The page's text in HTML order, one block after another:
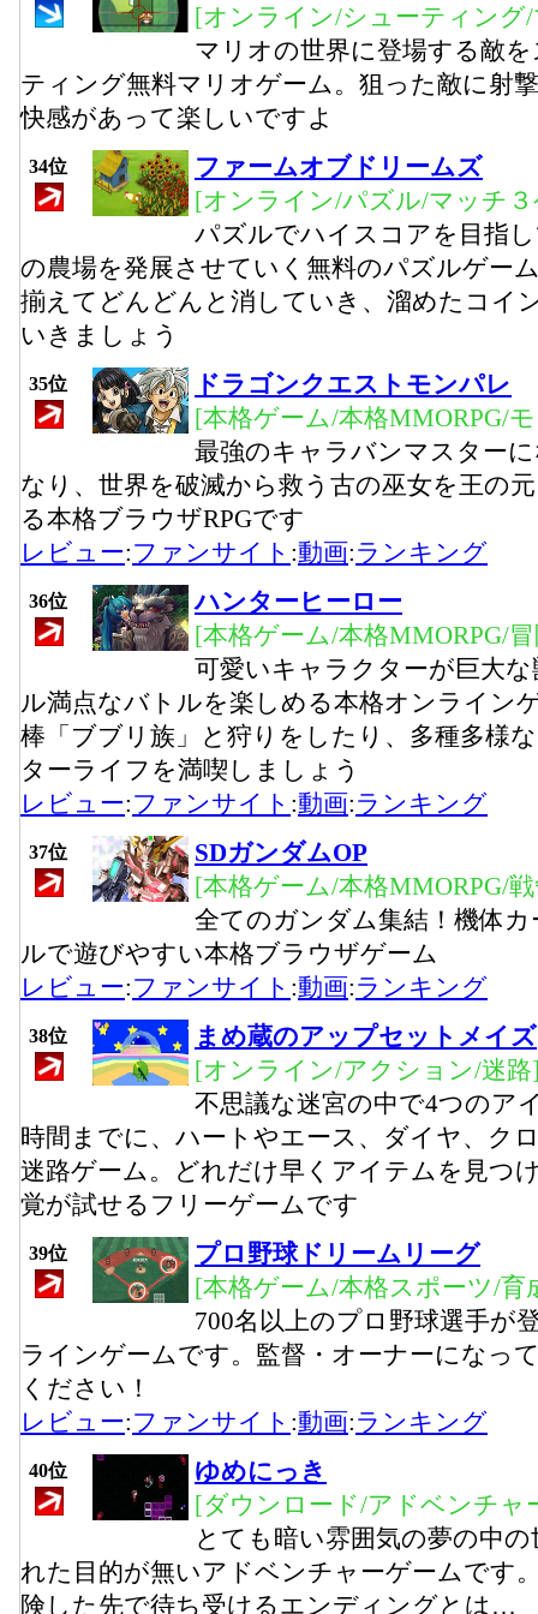
[オンライン/シューティング
マリオの世界に登場する敵
ティング無料マリオゲーム。狙った敵に射
快感があって楽しいですよ
34位
ファームオブドリームズ
[オンライン/パズル/マッチ
パズルでハイスコアを目指
の農場を発展させていく無料のパズルゲー
揃えてどんどんと消していき、溜めたコイ
いきましょう
35位
ドラゴンクエストモンパレ
[本格ゲーム/本格MMORPG/
最強のキャラバンマスター
なり、世界を破滅から救う古の巫女を王の
る本格ブラウザRPGです
レビュー:ファンサイト :動画:ランキング
36位
ハンターヒーロー
[本格ゲーム/本格MMORPG/
可愛いキャラクターが巨大
ル満点なバトルを楽しめる本格オンライン
棒「ブブリ族」と狩りをしたり、多種多様
ターライフを満喫しましょう
レビュー:ファンサイト :動画:ランキング
37位
SDガンダムOP
[本格ゲーム/本格MMORPG/
全てのガンダム集結！機体
ルで遊びやすい本格ブラウザゲーム
レビュー:ファンサイト :動画:ランキング
38位
まめ蔵のアップセットメイズ
[オンライン/アクション/迷路
不思議な迷宮の中で4つのア
時間までに、ハートやエース、ダイヤ、ク
迷路ゲーム。どれだけ早くアイテムを見つ
覚が試せるフリーゲームです
39位
プロ野球ドリームリーグ
[本格ゲーム/本格スポーツ/育
700名以上のプロ野球選手が
ラインゲームです。監督・オーナーになっ
ください！
レビュー:ファンサイト :動画:ランキング
40位
ゆめにっき
[ダウンロード/アドベンチャ
とても暗い雰囲気の夢の中
れた目的が無いアドベンチャーゲームです
険した先で待ち受けるエンディングとは…